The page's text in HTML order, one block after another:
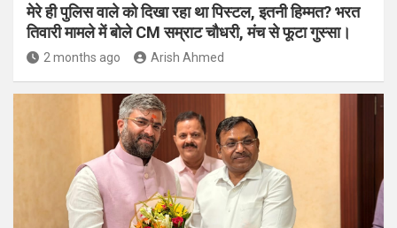
मेरे ही पुलिस वाले को दिखा रहा था पिस्टल, इतनी हिम्मत? भरत
तिवारी मामले में बोले CM सम्राट चौधरी, मंच से फूटा गुस्सा।
2 months ago Arish Ahmed